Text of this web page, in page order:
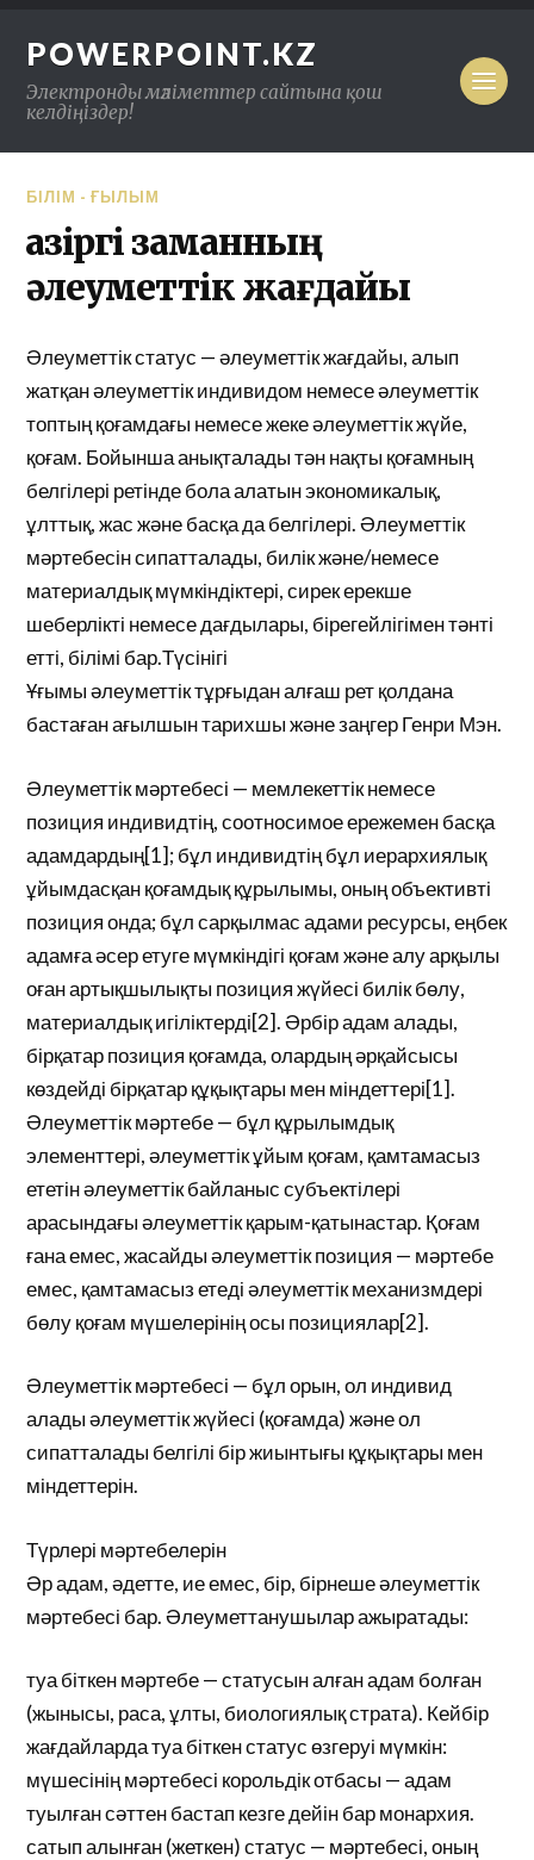
POWERPOINT.KZ
Электронды мәліметтер сайтына қош
келдіңіздер!
БІЛІМ - ҒЫЛЫМ
Қазіргі заманның
әлеуметтік жағдайы
Әлеуметтік статус — әлеуметтік жағдайы, алып
жатқан әлеуметтік индивидом немесе әлеуметтік
топтың қоғамдағы немесе жеке әлеуметтік жүйе,
қоғам. Бойынша анықталады тән нақты қоғамның
белгілері ретінде бола алатын экономикалық,
ұлттық, жас және басқа да белгілері. Әлеуметтік
мәртебесін сипатталады, билік және/немесе
материалдық мүмкіндіктері, сирек ерекше
шеберлікті немесе дағдылары, бірегейлігімен тәнті
етті, білімі бар.Түсінігі
Ұғымы әлеуметтік тұрғыдан алғаш рет қолдана
бастаған ағылшын тарихшы және заңгер Генри Мэн.
Әлеуметтік мәртебесі — мемлекеттік немесе
позиция индивидтің, соотносимое ережемен басқа
адамдардың[1]; бұл индивидтің бұл иерархиялық
ұйымдасқан қоғамдық құрылымы, оның объективті
позиция онда; бұл сарқылмас адами ресурсы, еңбек
адамға әсер етуге мүмкіндігі қоғам және алу арқылы
оған артықшылықты позиция жүйесі билік бөлу,
материалдық игіліктерді[2]. Әрбір адам алады,
бірқатар позиция қоғамда, олардың әрқайсысы
көздейді бірқатар құқықтары мен міндеттері[1].
Әлеуметтік мәртебе — бұл құрылымдық
элементтері, әлеуметтік ұйым қоғам, қамтамасыз
ететін әлеуметтік байланыс субъектілері
арасындағы әлеуметтік қарым-қатынастар. Қоғам
ғана емес, жасайды әлеуметтік позиция — мәртебе
емес, қамтамасыз етеді әлеуметтік механизмдері
бөлу қоғам мүшелерінің осы позициялар[2].
Әлеуметтік мәртебесі — бұл орын, ол индивид
алады әлеуметтік жүйесі (қоғамда) және ол
сипатталады белгілі бір жиынтығы құқықтары мен
міндеттерін.
Түрлері мәртебелерін
Әр адам, әдетте, ие емес, бір, бірнеше әлеуметтік
мәртебесі бар. Әлеуметтанушылар ажыратады:
туа біткен мәртебе — статусын алған адам болған
(жынысы, раса, ұлты, биологиялық страта). Кейбір
жағдайларда туа біткен статус өзгеруі мүмкін:
мүшесінің мәртебесі корольдік отбасы — адам
туылған сәттен бастап кезге дейін бар монархия.
сатып алынған (жеткен) статус — мәртебесі, оның